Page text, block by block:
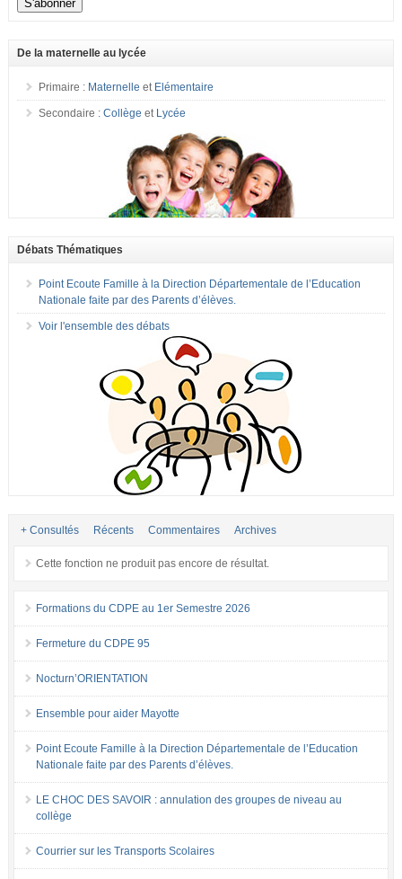
De la maternelle au lycée
Primaire : Maternelle et Elémentaire
Secondaire : Collège et Lycée
Débats Thématiques
Point Ecoute Famille à la Direction Départementale de l’Education
Nationale faite par des Parents d’élèves.
Voir l'ensemble des débats
+ Consultés Récents Commentaires Archives
Cette fonction ne produit pas encore de résultat.
Formations du CDPE au 1er Semestre 2026
Fermeture du CDPE 95
Nocturn’ORIENTATION
Ensemble pour aider Mayotte
Point Ecoute Famille à la Direction Départementale de l’Education
Nationale faite par des Parents d’élèves.
LE CHOC DES SAVOIR : annulation des groupes de niveau au
collège
Courrier sur les Transports Scolaires